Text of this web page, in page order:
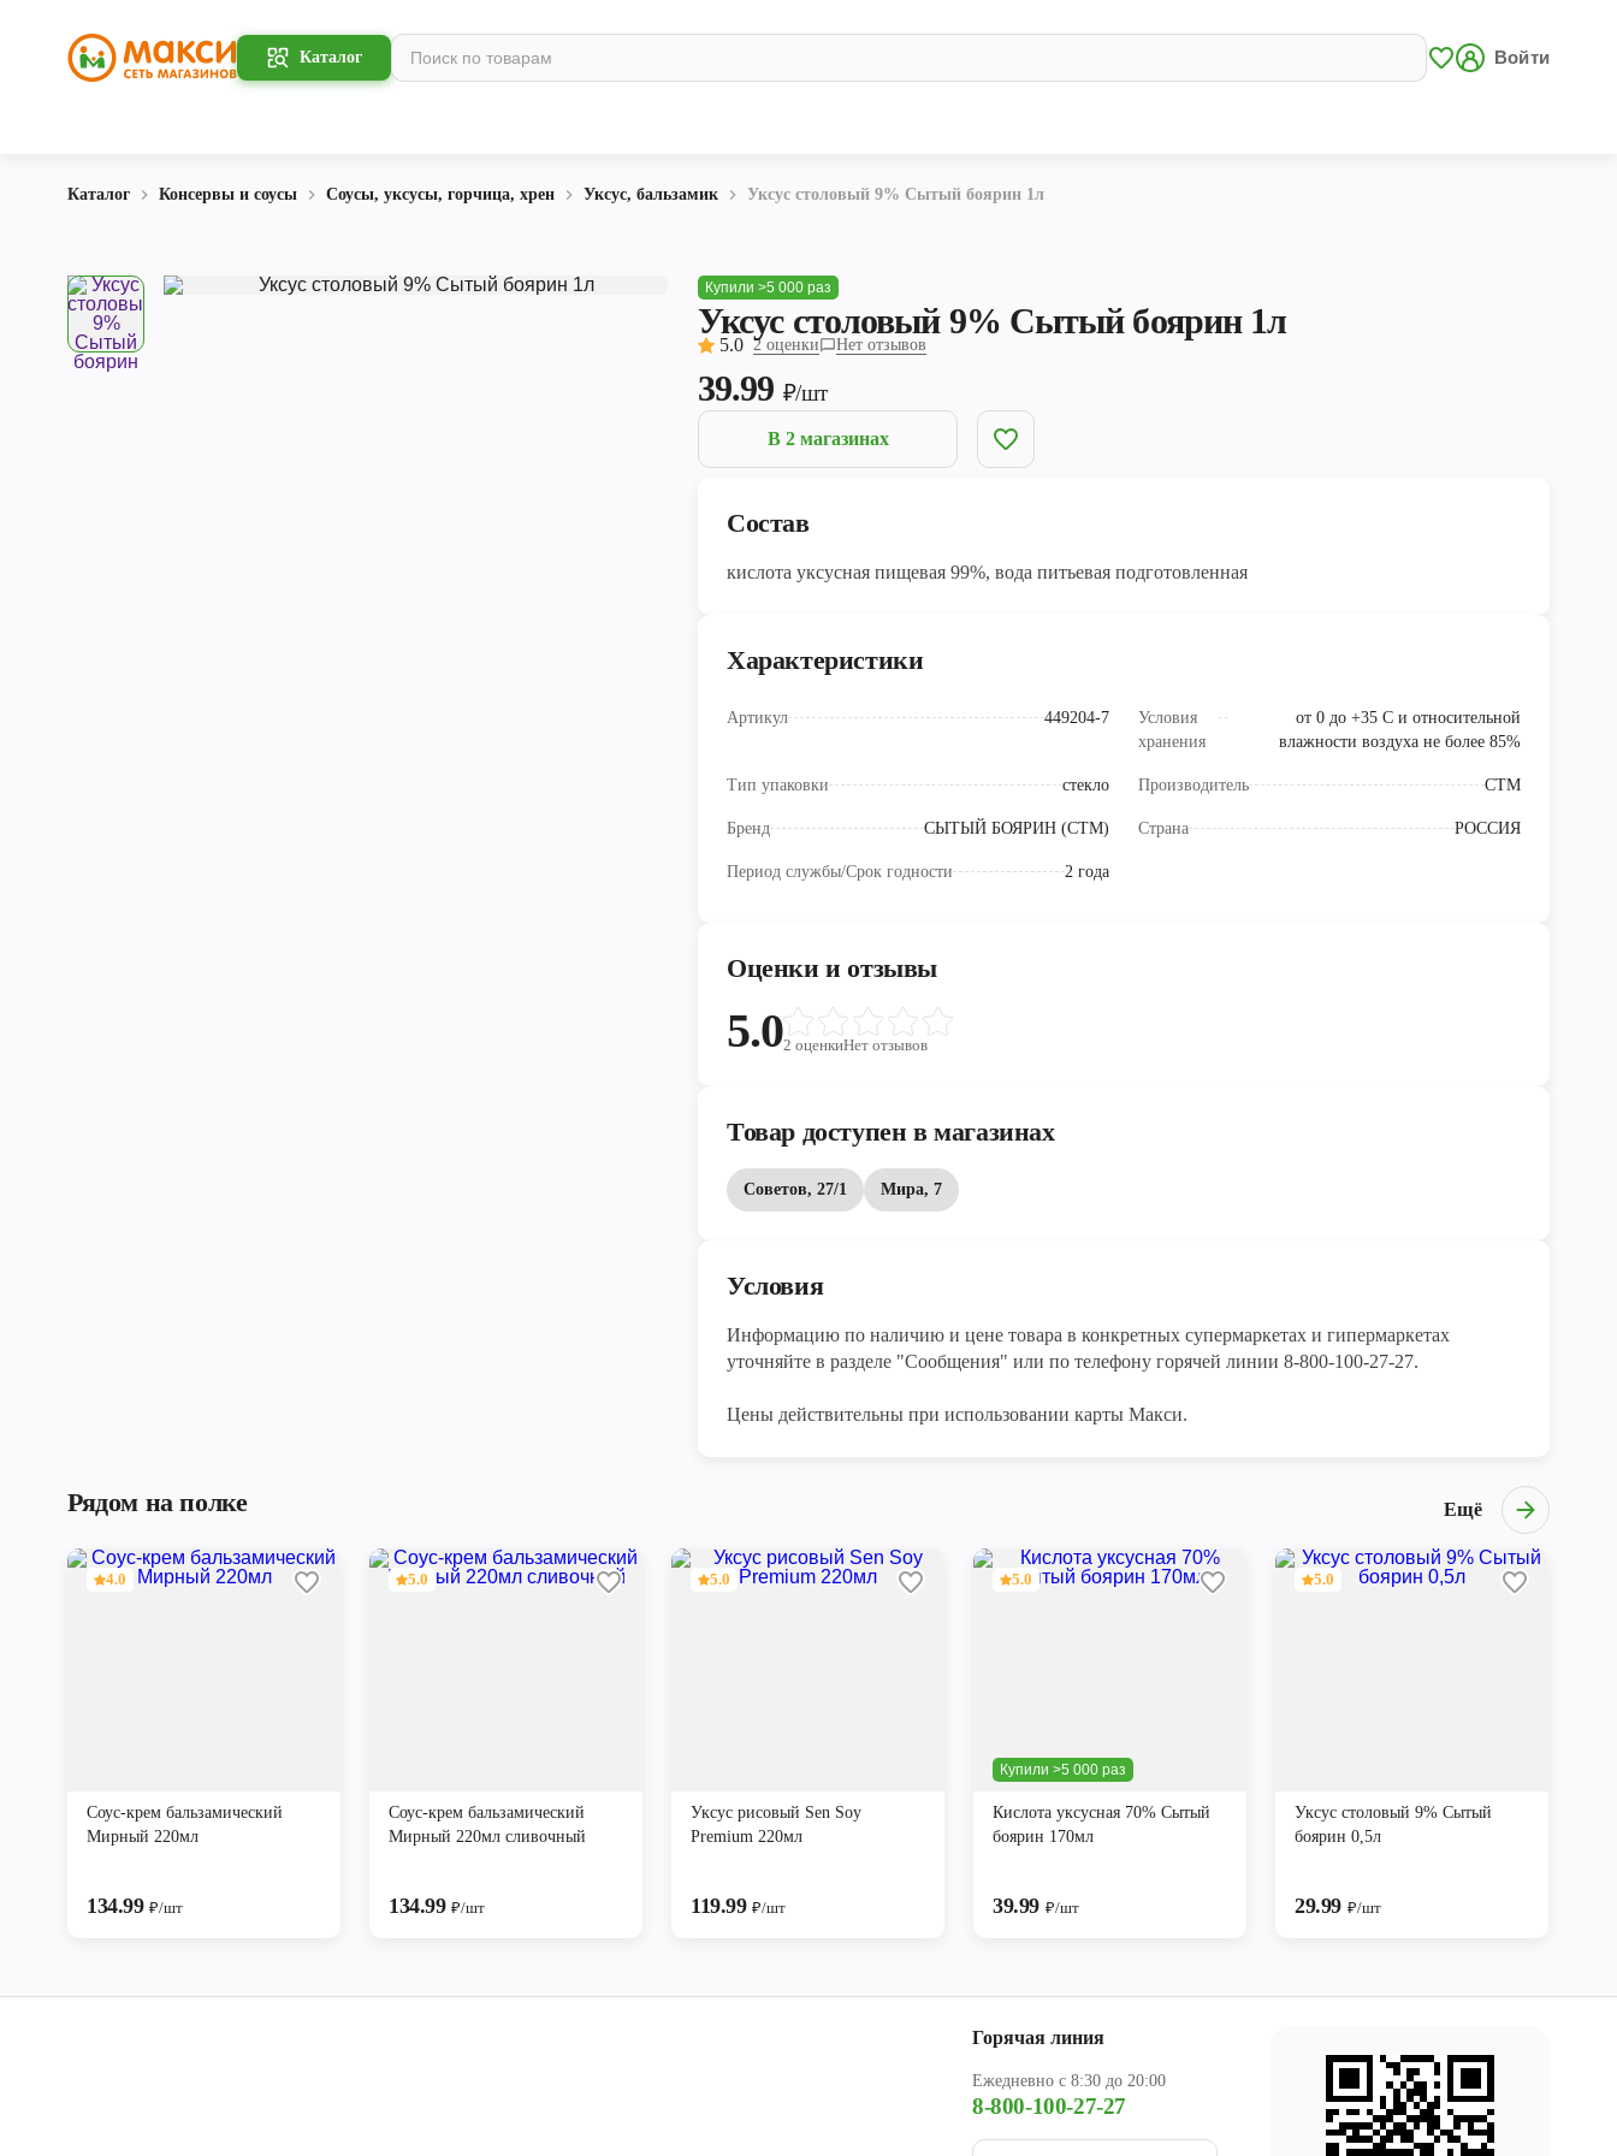
Каталог Войти
Каталог Консервы и соусы Соусы, уксусы, горчица, хрен Уксус, бальзамик Уксус столовый 9% Сытый боярин 1л
Купили >5 000 раз
Уксус столовый 9% Сытый боярин 1л
5.0 2 оценки Нет отзывов
39.99 ₽/шт
В 2 магазинах
Состав
кислота уксусная пищевая 99%, вода питьевая подготовленная
Характеристики
Артикул 449204-7
Условия
хранения
от 0 до +35 С и относительной
влажности воздуха не более 85%
Тип упаковки стекло Производитель СТМ
Бренд СЫТЫЙ БОЯРИН (СТМ) Страна РОССИЯ
Период службы/Срок годности 2 года
Оценки и отзывы
5.02 оценкиНет отзывов
Товар доступен в магазинах
Советов, 27/1 Мира, 7
Условия
Информацию по наличию и цене товара в конкретных супермаркетах и гипермаркетах
уточняйте в разделе "Сообщения" или по телефону горячей линии 8-800-100-27-27.
Цены действительны при использовании карты Макси.
Рядом на полке Ещё
4.0
Соус-крем бальзамический
Мирный 220мл
134.99₽/шт
5.0
Соус-крем бальзамический
Мирный 220мл сливочный
134.99₽/шт
5.0
Уксус рисовый Sen Soy
Premium 220мл
119.99₽/шт
Купили >5 000 раз
5.0
Кислота уксусная 70% Сытый
боярин 170мл
39.99 ₽/шт
5.0
Уксус столовый 9% Сытый
боярин 0,5л
29.99 ₽/шт
Горячая линия
Ежедневно с 8:30 до 20:00
8-800-100-27-27